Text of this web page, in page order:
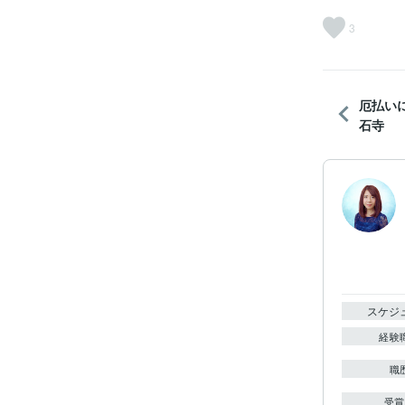
3
厄払い
石寺
スケジ
経験
職
受